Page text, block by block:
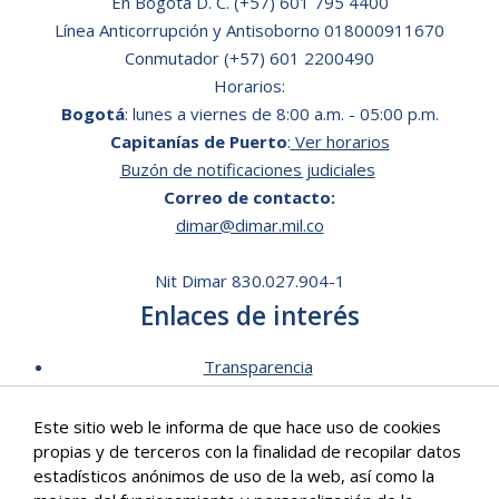
08:00 am - 12:00 am
2ª REUNIÓN DEL GRUPO
DE TRABAJO
INTERPERIODOS SOBRE
EL EXAMEN AMPLIO DEL
CONVENIO Y EL CÓDIGO
DE FORMACIÓN (ISWG-
STCW 2) Lugar: OMI
GRUPO CIENTÍFICO DEL
CONVENIO DE LONDRES
– 20ª REUNIÓN DEL
PROTOCOLO DE
Lugar: OMI (Londres,
Reino Unido)
Línea Anticorrupción y Antisoborno 018000911670
Conmutador (+57) 601 2200490
Horarios:
Bogotá: lunes a viernes de 8:00 a.m. - 05:00 p.m.
Capitanías de Puerto: Ver horarios
Buzón de notificaciones judiciales
Correo de contacto:
dimar@dimar.mil.co
Nit Dimar 830.027.904-1
Enlaces de interés
Transparencia
Mecanismos de contacto
Software para personas en situación de discapacidad
Signos en Red
Este sitio web le informa de que hace uso de cookies
propias y de terceros con la finalidad de recopilar datos
estadísticos anónimos de uso de la web, así como la